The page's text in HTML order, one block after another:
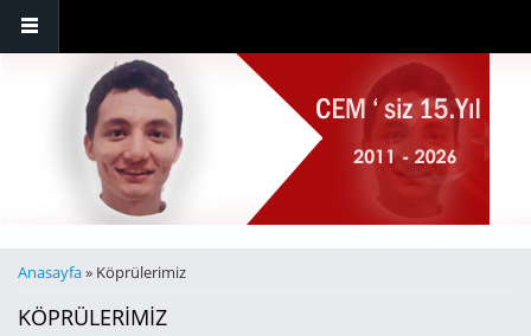
BURADASINIZ
Anasayfa» Köprülerimiz
KÖPRÜLERIMIZ